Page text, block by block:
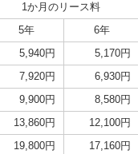
1か月のリース料
5年 6年
5,940円 5,170円
7,920円 6,930円
9,900円 8,580円
13,860円 12,100円
19,800円 17,160円